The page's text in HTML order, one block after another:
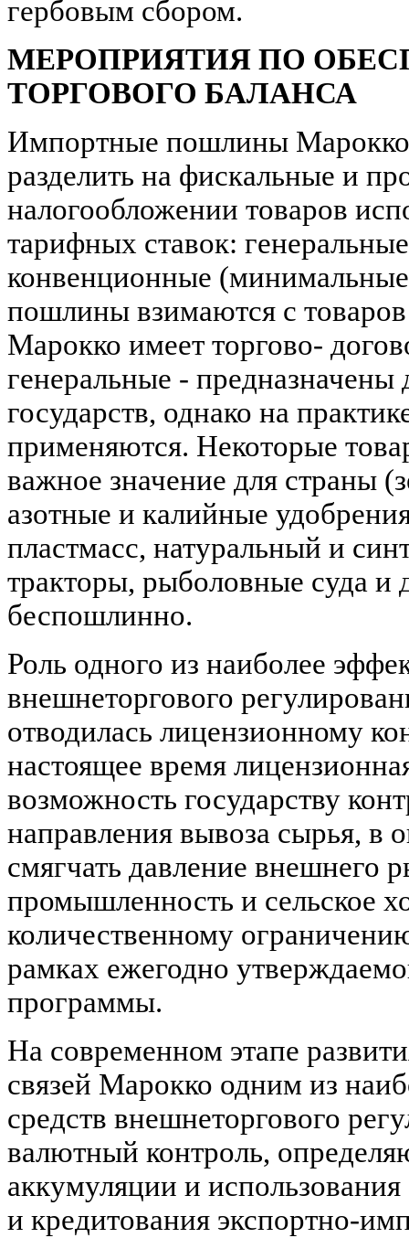
гербовым сбором.
МЕРОПРИЯТИЯ ПО
ТОРГОВОГО БАЛАНСА
Импортные пошлины
разделить на фискальные и
налогообложении товаров
тарифных ставок:
конвенционные
пошлины взимаются с
Марокко имеет торгово-
генеральные - предназначены
государств, однако на
применяются. Некоторые
важное значение для страны
азотные и калийные
пластмасс, натуральный и
тракторы, рыболовные суда и
беспошлинно.
Роль одного из наиболее
внешнеторгового
отводилась лицензионному
настоящее время
возможность государству
направления вывоза сырья, в
смягчать давление внешнего
промышленность и сельское
количественному
рамках ежегодно
программы.
На современном этапе
связей Марокко одним из
средств внешнеторгового
валютный контроль,
аккумуляции и
и кредитования экспортно-